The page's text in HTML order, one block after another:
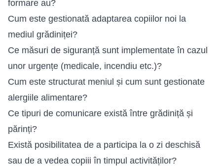
formare au?
Cum este gestionată adaptarea copiilor noi la
mediul grădiniței?
Ce măsuri de siguranță sunt implementate în cazul
unor urgențe (medicale, incendiu etc.)?
Cum este structurat meniul și cum sunt gestionate
alergiile alimentare?
Ce tipuri de comunicare există între grădiniță și
părinți?
Există posibilitatea de a participa la o zi deschisă
sau de a vedea copiii în timpul activităților?